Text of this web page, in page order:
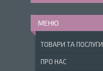
ТОВАРИ ТА ПОСЛУГИ
ПРО НАС